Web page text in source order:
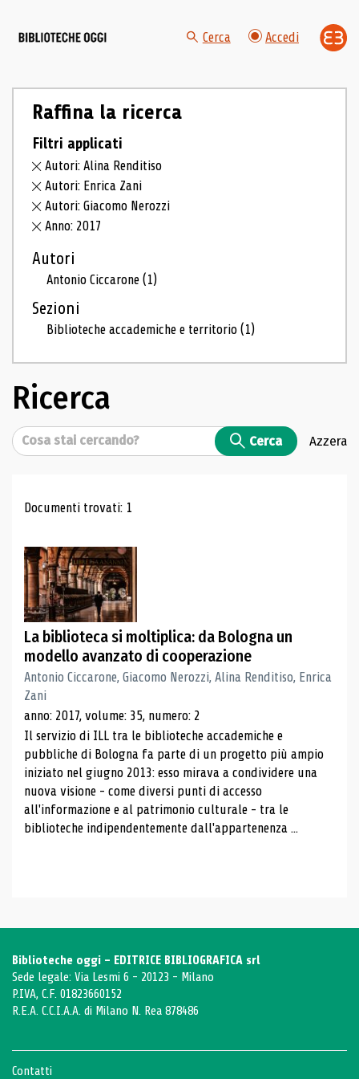
Cerca Accedi
Raffina la ricerca
Filtri applicati
Autori: Alina Renditiso
Autori: Enrica Zani
Autori: Giacomo Nerozzi
Anno: 2017
Autori
Antonio Ciccarone(1)
Sezioni
Biblioteche accademiche e territorio(1)
Ricerca
Cerca Cerca Azzera
Risultati di ricerca
Documenti trovati: 1
La biblioteca si moltiplica: da Bologna un
modello avanzato di cooperazione
Antonio Ciccarone, Giacomo Nerozzi, Alina Renditiso, Enrica
Zani
anno: 2017, volume: 35, numero: 2
Il servizio di ILL tra le biblioteche accademiche e
pubbliche di Bologna fa parte di un progetto più ampio
iniziato nel giugno 2013: esso mirava a condividere una
nuova visione - come diversi punti di accesso
all'informazione e al patrimonio culturale - tra le
biblioteche indipendentemente dall'appartenenza ...
Biblioteche oggi - EDITRICE BIBLIOGRAFICA srl
Sede legale: Via Lesmi 6 - 20123 - Milano
P.IVA, C.F. 01823660152
R.E.A. C.C.I.A.A. di Milano N. Rea 878486
Contatti